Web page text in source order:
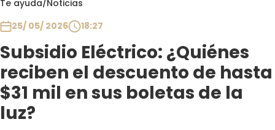
Te ayuda/Noticias
25/ 05/ 2026
18:27
Subsidio Eléctrico: ¿Quiénes
reciben el descuento de hasta
$31 mil en sus boletas de la
luz?
Club De La Comedia
Contigo en Directo
Plan Perfecto
El Tiempo
Sabingo
Todos Los Programas